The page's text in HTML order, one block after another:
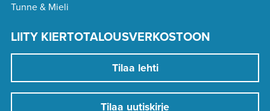
Tunne & Mieli
LIITY KIERTOTALOUSVERKOSTOON
Tilaa lehti
Tilaa uutiskirje